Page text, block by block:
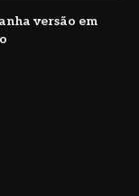
versão em